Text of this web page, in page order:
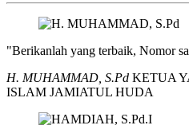
"Berikanlah yang terbaik, Nomor
H. MUHAMMAD, S.Pd KETUA
ISLAM JAMIATUL HUDA